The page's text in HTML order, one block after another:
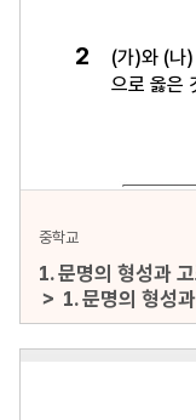
중학교
1. 문명의 형성과
＞ 1. 문명의 형성
문항수 : 30문항